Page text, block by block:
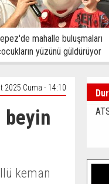
mahalle buluşmaları
yüzünü güldürüyor
2025 Cuma - 14:10
beyin
keman